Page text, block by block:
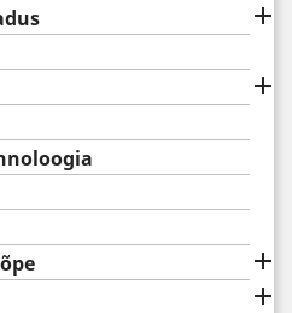



